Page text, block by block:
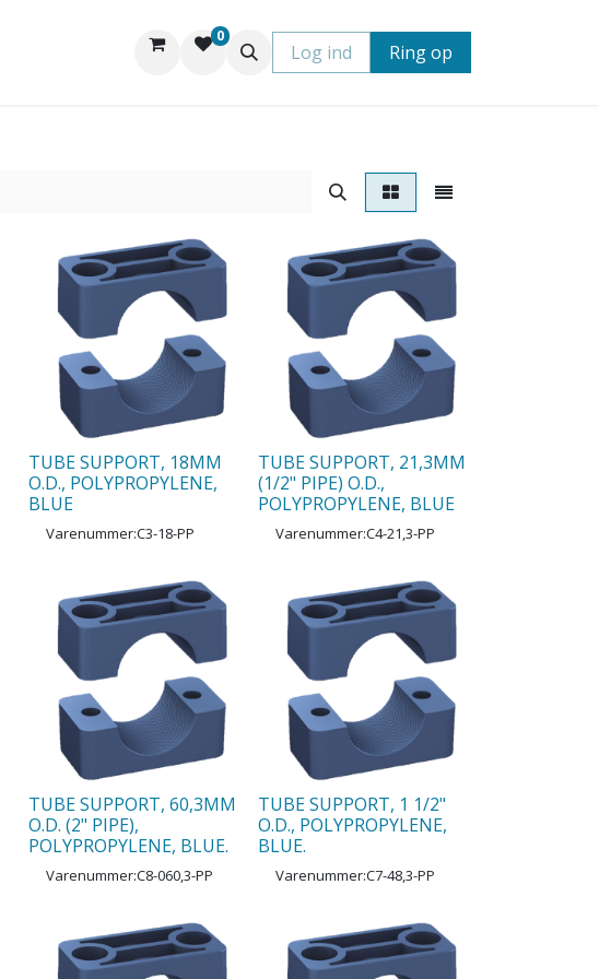
0
Log ind Ring op
TUBE SUPPORT, 18MM
O.D., POLYPROPYLENE,
BLUE
Varenummer:C3-18-PP
TUBE SUPPORT, 21,3MM
(1/2" PIPE) O.D.,
POLYPROPYLENE, BLUE
Varenummer:C4-21,3-PP
TUBE SUPPORT, 60,3MM
O.D. (2" PIPE),
POLYPROPYLENE, BLUE.
Varenummer:C8-060,3-PP
TUBE SUPPORT, 1 1/2"
O.D., POLYPROPYLENE,
BLUE.
Varenummer:C7-48,3-PP